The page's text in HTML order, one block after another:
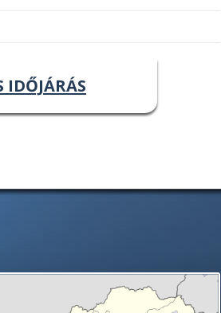
IDŐJÁRÁS